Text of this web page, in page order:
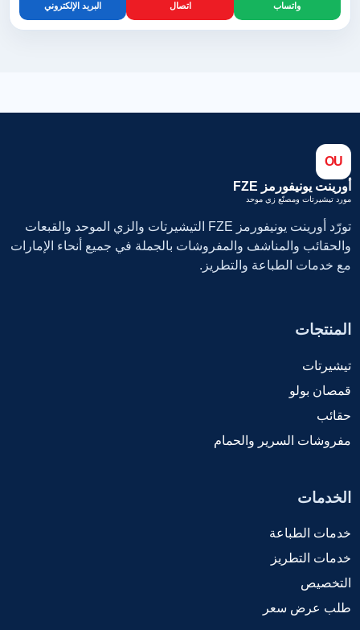
واتساب اتصال البريد الإلكتروني
OU
أورينت يونيفورمز FZE
مورد تيشيرتات ومصنّع زي موحد
تورّد أورينت يونيفورمز FZE التيشيرتات والزي الموحد والقبعات
والحقائب والمناشف والمفروشات بالجملة في جميع أنحاء الإمارات
مع خدمات الطباعة والتطريز.
المنتجات
تيشيرتات
قمصان بولو
حقائب
مفروشات السرير والحمام
الخدمات
خدمات الطباعة
خدمات التطريز
التخصيص
طلب عرض سعر